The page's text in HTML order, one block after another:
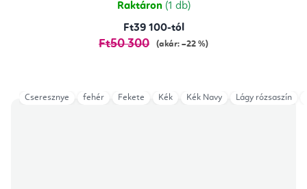
Raktáron (1 db)
Ft39 100-tól
Ft50 300 (akár: –22 %)
Cseresznye fehér Fekete Kék Kék Navy Lágy rózsaszín